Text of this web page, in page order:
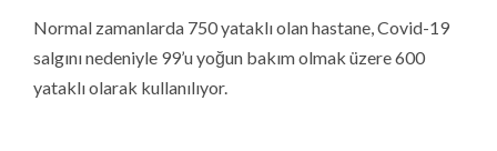
Normal zamanlarda 750 yataklı olan hastane, Covid-19
salgını nedeniyle 99’u yoğun bakım olmak üzere 600
yataklı olarak kullanılıyor.